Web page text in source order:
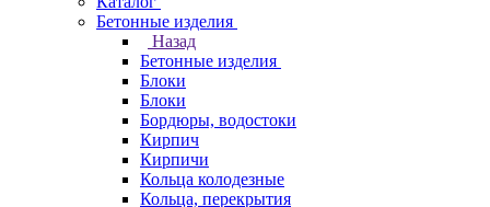
Бетонные изделия
Назад
Бетонные изделия
Блоки
Блоки
Бордюры, водостоки
Кирпич
Кирпичи
Кольца колодезные
Кольца, перекрытия